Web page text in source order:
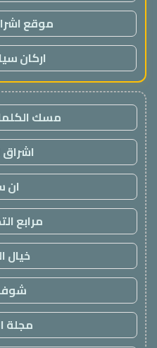
موقع
اركان
مسك
اشراق
ان
مرابع
خيال
مجلة